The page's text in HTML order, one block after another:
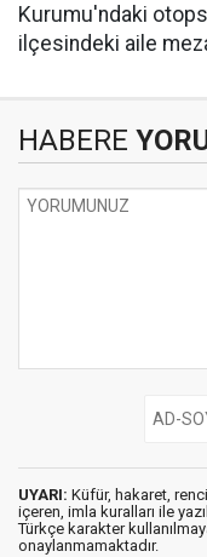
Kurumu'ndaki
ilçesindeki aile
HABERE
UYARI: Küfür, hakaret,
içeren, imla kuralları ile
Türkçe karakter
onaylanmamaktadır.